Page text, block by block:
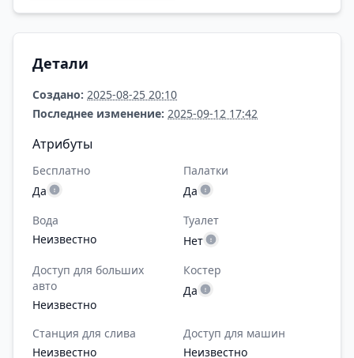
Детали
Создано: 2025-08-25 20:10
Последнее изменение: 2025-09-12 17:42
Атрибуты
Бесплатно
Да
Палатки
Да
Вода
Неизвестно
Туалет
Нет
Доступ для больших
авто
Неизвестно
Костер
Да
Станция для слива
Неизвестно
Доступ для машин
Неизвестно